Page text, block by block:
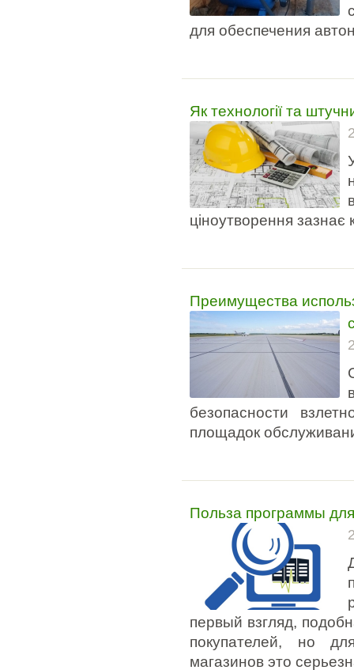
для обеспечения
Як технології та
ціноутворення зазнає
Преимущества
безопасности
площадок
Польза программы
первый взгляд,
покупателей, но
магазинов это